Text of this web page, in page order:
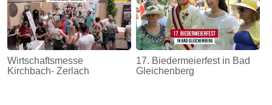
Wirtschaftsmesse
Kirchbach- Zerlach
17. Biedermeierfest in Bad
Gleichenberg